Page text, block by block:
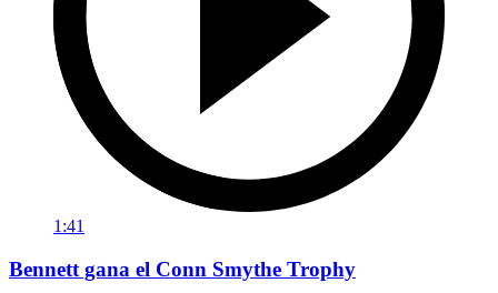
1:41
Bennett gana el Conn Smythe Trophy